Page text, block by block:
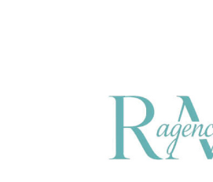
voir le